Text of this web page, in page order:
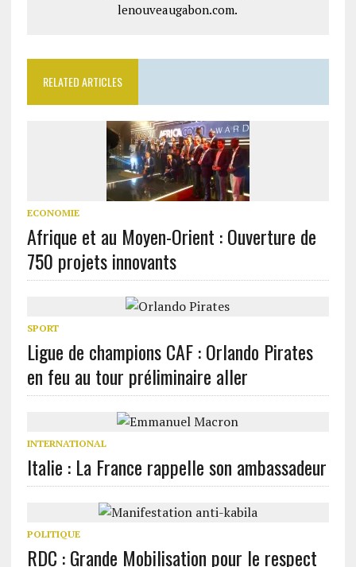
lenouveaugabon.com.
RELATED ARTICLES
ECONOMIE
Afrique et au Moyen-Orient : Ouverture de
750 projets innovants
SPORT
Ligue de champions CAF : Orlando Pirates
en feu au tour préliminaire aller
INTERNATIONAL
Italie : La France rappelle son ambassadeur
POLITIQUE
RDC : Grande Mobilisation pour le respect